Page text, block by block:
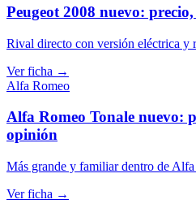
Peugeot 2008 nuevo:
Rival directo con versión eléctrica y
Ver ficha →
Alfa Romeo
Alfa Romeo Tonale nuevo:
opinión
Más grande y familiar dentro de
Ver ficha →